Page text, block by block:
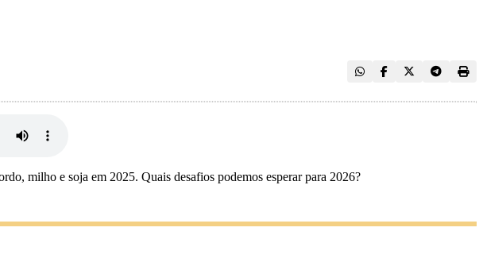
milho e soja em 2025. Quais desafios podemos esperar para 2026?